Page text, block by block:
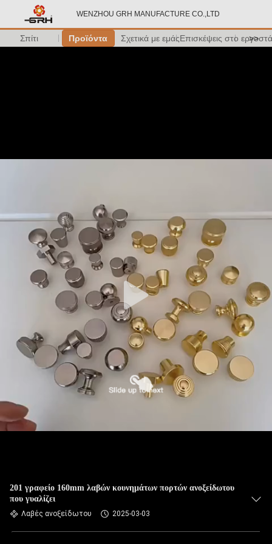
WENZHOU GRH MANUFACTURE CO.,LTD
Σπίτι Προϊόντα Σχετικά με εμάςΕπισκέψεις στο >>
201 γραφείο 160mm λαβών κουνημάτων πορτών ανοξείδωτου
που γυαλίζει
Λαβές ανοξείδωτου 2025-03-03